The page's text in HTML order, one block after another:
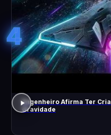
4
Engenheiro Afirma Ter
Gravidade